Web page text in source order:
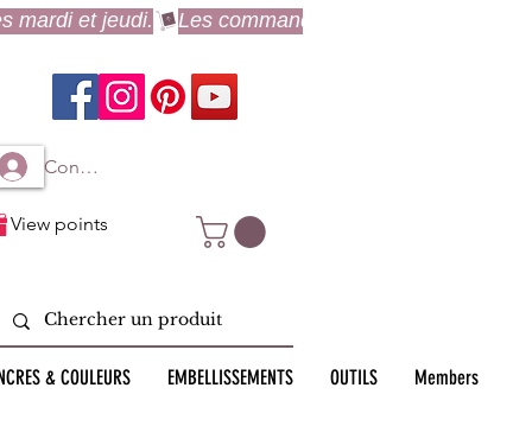
Connexion à mon compte
View points
& COULEURS EMBELLISSEMENTS OUTILS Members